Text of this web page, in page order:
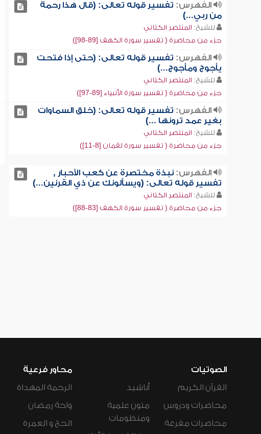
الفهرس: تفسير قوله تعالى: (قال هذا رحمة
من ربي...)
للشيخ: المنتصر الكتاني
جزء من محاضرة ( تفسير سورة الكهف [89-98])
الفهرس: تفسير قوله تعالى: (حتى إذا فتحت
يأجوج ومأجوج...)
للشيخ: المنتصر الكتاني
جزء من محاضرة ( تفسير سورة الأنبياء [89-97])
الفهرس: تفسير قوله تعالى: (خلق السماوات
بغير عمد ترونها ...)
للشيخ: المنتصر الكتاني
جزء من محاضرة ( تفسير سورة لقمان [8-11])
الفهرس:نبذة مختصرة عن كعب الأحبار ,
تفسير قوله تعالى: (ويسألونك عن ذي القرنين...)
للشيخ: المنتصر الكتاني
جزء من محاضرة ( تفسير سورة الكهف [83-88])
الصوتيات
القرآن الكريم
محاضرات ودروس
محاضرات مفرغة
أناشيد
متون علمية
ومنظومات
محاور فرعية
الرحمة المهداة
واحة رمضان
الحج و العمرة